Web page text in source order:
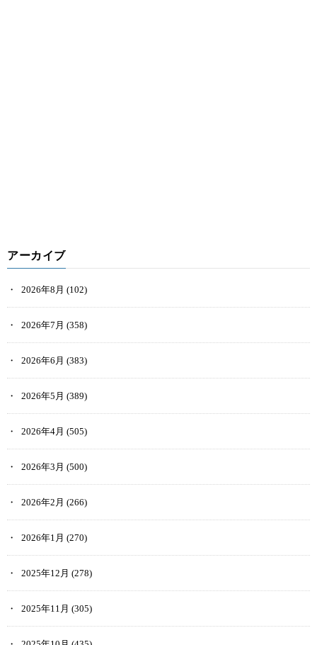
アーカイブ
2026年8月 (102)
2026年7月 (358)
2026年6月 (383)
2026年5月 (389)
2026年4月 (505)
2026年3月 (500)
2026年2月 (266)
2026年1月 (270)
2025年12月 (278)
2025年11月 (305)